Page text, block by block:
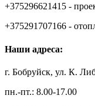
+375296621415 -
+375291707166 -
Наши адреса:
г. Бобруйск, ул. К.
пн.-пт.: 8.00-17.00